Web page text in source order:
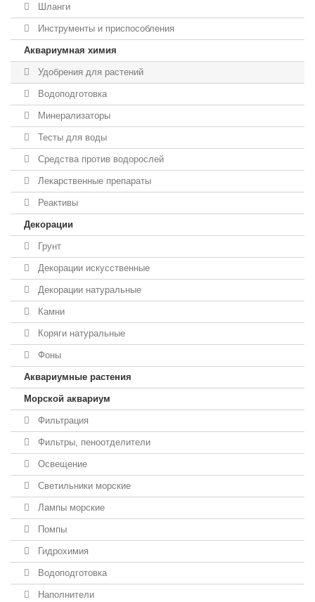
Шланги
Инструменты и приспособления
Аквариумная химия
Удобрения для растений
Водоподготовка
Минерализаторы
Тесты для воды
Средства против водорослей
Лекарственные препараты
Реактивы
Декорации
Грунт
Декорации искусственные
Декорации натуральные
Камни
Коряги натуральные
Фоны
Аквариумные растения
Морской аквариум
Фильтрация
Фильтры, пеноотделители
Освещение
Светильники морские
Лампы морские
Помпы
Гидрохимия
Водоподготовка
Наполнители